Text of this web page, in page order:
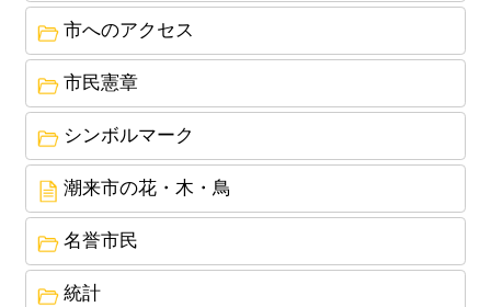
2026年4月9日
【市制25周年記念】潮来市の観光PR動画「潮来そ
ら旅」を公開しました
2026年3月31日
潮来市過疎地域持続的発展計画の公表について
2026年2月16日
(仮称)潮来市総合運動公園あり方検討業務における
市民ワークショップ実施結果について
市へのアクセス
市民憲章
シンボルマーク
潮来市の花・木・鳥
名誉市民
統計